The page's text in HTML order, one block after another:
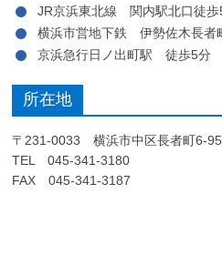
JR京浜東北線 関内駅北口徒歩
横浜市営地下鉄 伊勢佐木長
京浜急行日ノ出町駅 徒歩5分
所在地
〒231-0033 横浜市中区長者町6-95
TEL 045-341-3180
FAX 045-341-3187